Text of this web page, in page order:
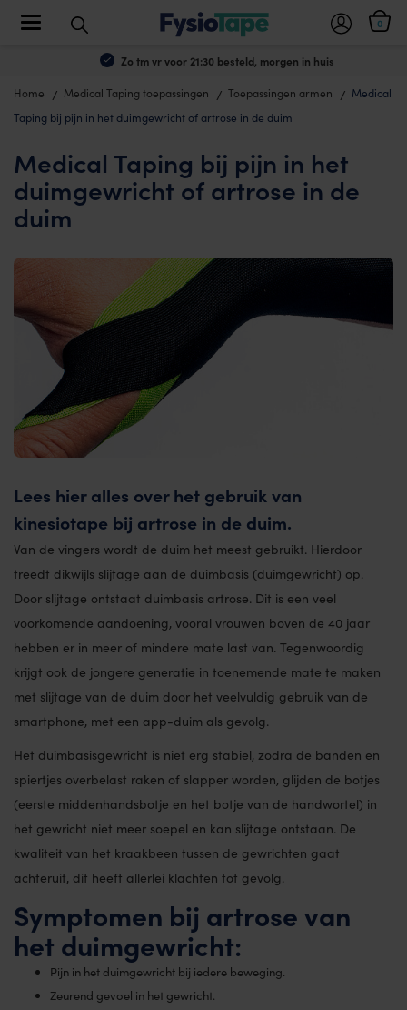
Zo tm vr voor 21:30 besteld, morgen in huis
0
Toggle navigation
Home Medical Taping toepassingen Toepassingen armen
Medical
Taping bij pijn in het duimgewricht of artrose in de duim
Medical Taping bij pijn in het
duimgewricht of artrose in de
duim
Lees hier alles over het gebruik van
kinesiotape bij artrose in de duim.
Van de vingers wordt de duim het meest gebruikt. Hierdoor
treedt dikwijls slijtage aan de duimbasis (duimgewricht) op.
Door slijtage ontstaat duimbasis artrose. Dit is een veel
voorkomende aandoening, vooral vrouwen boven de 40 jaar
hebben er in meer of mindere mate last van. Tegenwoordig
krijgt ook de jongere generatie in toenemende mate te maken
met slijtage van de duim door het veelvuldig gebruik van de
smartphone, met een app-duim als gevolg.
Het duimbasisgewricht is niet erg stabiel, zodra de banden en
spiertjes overbelast raken of slapper worden, glijden de botjes
(eerste middenhandsbotje en het botje van de handwortel) in
het gewricht niet meer soepel en kan slijtage ontstaan. De
kwaliteit van het kraakbeen tussen de gewrichten gaat
achteruit, dit heeft allerlei klachten tot gevolg.
Symptomen bij artrose van
het duimgewricht:
Pijn in het duimgewricht bij iedere beweging.
Zeurend gevoel in het gewricht.